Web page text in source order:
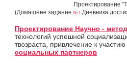
Проектирование
(Домашнее задание №7 Дневника
Проектирование Научно -
технологий успешной
твозраста, привлечение к
социальных партнеров